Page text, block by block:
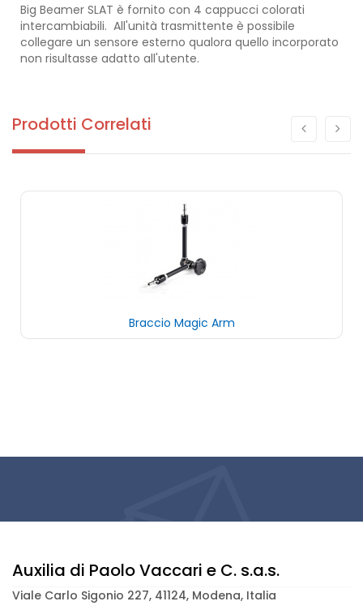
Big Beamer SLAT è fornito con 4 cappucci colorati
intercambiabili. All'unità trasmittente è possibile
collegare un sensore esterno qualora quello incorporato
non risultasse adatto all'utente.
Prodotti Correlati
Braccio Magic Arm
Auxilia di Paolo Vaccari e C. s.a.s.
Viale Carlo Sigonio 227, 41124, Modena, Italia